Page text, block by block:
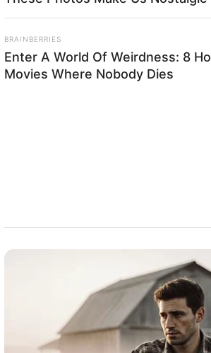
BRAINBERRIES
Enter A World Of Weirdness: 8
Movies Where Nobody Dies